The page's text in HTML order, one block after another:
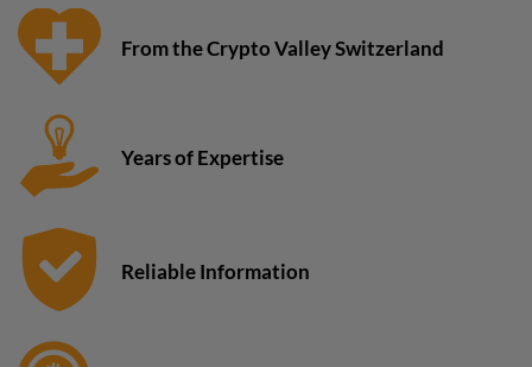
From the Crypto Valley Switzerland
Years of Expertise
Reliable Information